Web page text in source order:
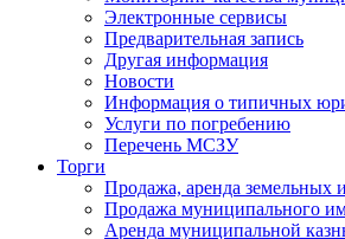
Электронные сервисы
Предварительная запись
Другая информация
Новости
Информация о типичных
Услуги по погребению
Перечень МСЗУ
Торги
Продажа, аренда земельных
Продажа муниципального
Аренда муниципальной